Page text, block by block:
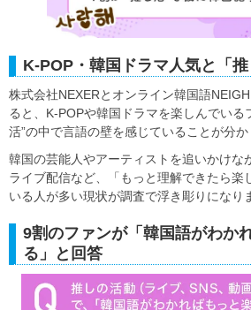
K-POP・韓国ドラマ人気と「
株式会社NEXERとオンライン韓国語
ると、K-POPや韓国ドラマを楽しんでいる
活”の中で言語の壁を感じていることが分か
韓国の芸能人やアーティストを追いかけな
ライブ配信など、「もっと理解できたら
いる人が多い現状が調査で浮き彫りになり
9割のファンが「韓国語がわか
る」と回答